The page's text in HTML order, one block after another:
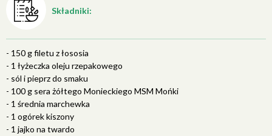
Składniki:
- 150 g filetu z łososia
- 1 łyżeczka oleju rzepakowego
- sól i pieprz do smaku
- 100 g sera żółtego Monieckiego MSM Mońki
- 1 średnia marchewka
- 1 ogórek kiszony
- 1 jajko na twardo